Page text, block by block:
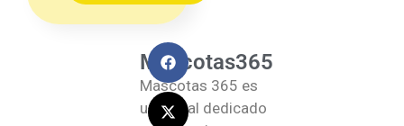
Mascotas365
Mascotas 365 es
un portal dedicado